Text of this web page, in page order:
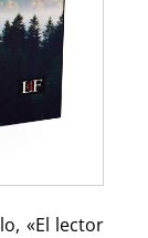
«El lector